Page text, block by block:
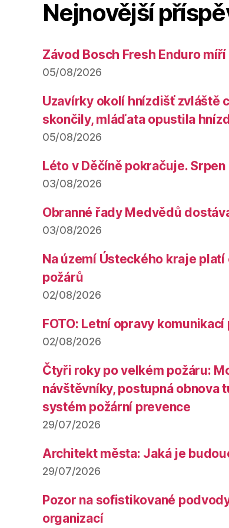
Nejnovější
Závod Bosch Fresh Enduro
05/08/2026
Uzavírky okolí hnízdišť zvláště
skončily, mláďata opustila
05/08/2026
Léto v Děčíně pokračuje.
03/08/2026
Obranné řady Medvědů
03/08/2026
Na území Ústeckého kraje
požárů
02/08/2026
FOTO: Letní opravy
02/08/2026
Čtyři roky po velkém požáru:
návštěvníky, postupná
systém požární prevence
29/07/2026
Architekt města: Jaká je
29/07/2026
Pozor na sofistikované
organizací